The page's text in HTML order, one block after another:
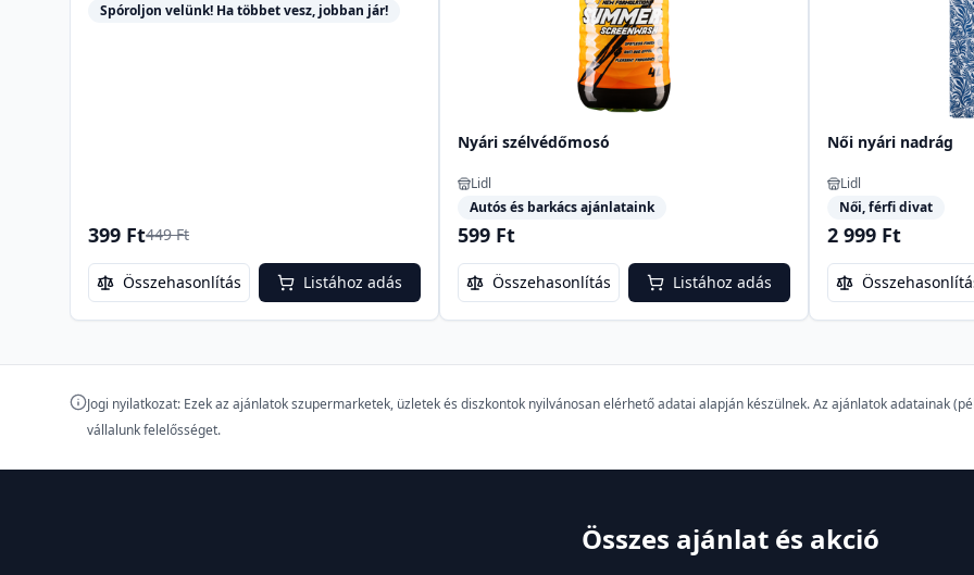
Spóroljon velünk! Ha többet vesz, jobban jár!
399 Ft449 Ft
Összehasonlítás Listához adás
Nyári szélvédőmosó
Lidl
Autós és barkács ajánlataink
599 Ft
Összehasonlítás Listához adás
Női nyári nadrág
Lidl
Női, férfi divat
2 999 Ft
Jogi nyilatkozat: Ezek az ajánlatok szupermarketek, üzletek és diszkontok nyilvánosan elérhető adatai alapján készülnek. Az ajánlatok adatainak
vállalunk felelősséget.
Összes ajánlat és akció